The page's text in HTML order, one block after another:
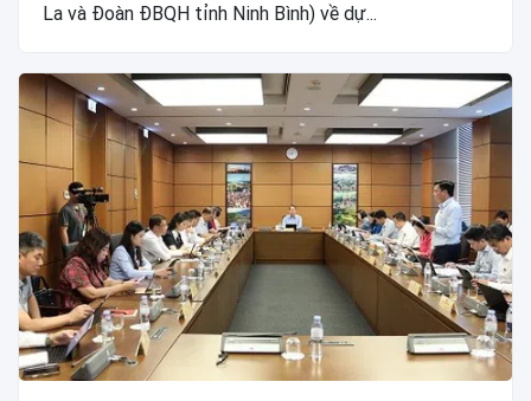
La và Đoàn ĐBQH tỉnh Ninh Bình) về dự...